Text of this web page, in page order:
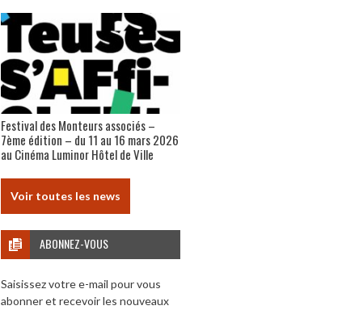
Festival des Monteurs associés –
7ème édition – du 11 au 16 mars 2026
au Cinéma Luminor Hôtel de Ville
Voir toutes les news
ABONNEZ-VOUS
Saisissez votre e-mail pour vous
abonner et recevoir les nouveaux